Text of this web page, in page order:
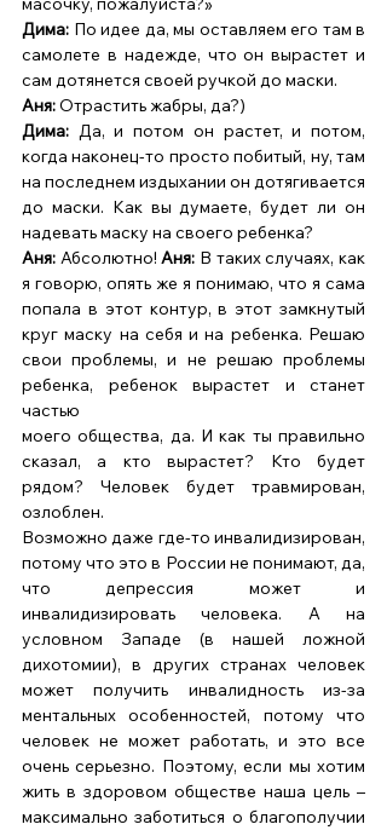
Дима: По идее да, мы оставляем его там в
самолете в надежде, что он вырастет и
сам дотянется своей ручкой до маски.
Аня: Отрастить жабры, да?)
Дима: Да, и потом он растет, и потом,
когда наконец-то просто побитый, ну, там
на последнем издыхании он дотягивается
до маски. Как вы думаете, будет ли он
надевать маску на своего ребенка?
Аня: Абсолютно! Аня: В таких случаях, как
я говорю, опять же я понимаю, что я сама
попала в этот контур, в этот замкнутый
круг маску на себя и на ребенка. Решаю
свои проблемы, и не решаю проблемы
ребенка, ребенок вырастет и станет
частью
моего общества, да. И как ты правильно
сказал, а кто вырастет? Кто будет
рядом? Человек будет травмирован,
озлоблен.
Возможно даже где-то инвалидизирован,
потому что это в России не понимают, да,
что депрессия может и
инвалидизировать человека. А на
условном Западе (в нашей ложной
дихотомии), в других странах человек
может получить инвалидность из-за
ментальных особенностей, потому что
человек не может работать, и это все
очень серьезно. Поэтому, если мы хотим
жить в здоровом обществе наша цель –
максимально заботиться о благополучии